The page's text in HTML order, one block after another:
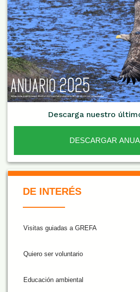
Descarga nuestro
DESCARGAR
De Interés NARANJA
DE INTERÉS
Visitas guiadas a GREFA
Quiero ser voluntario
Educación ambiental